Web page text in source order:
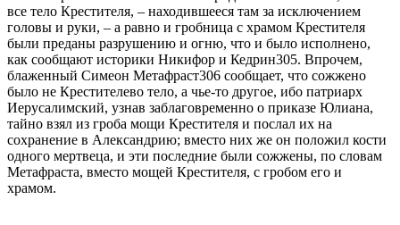
все тело Крестителя, – находившееся там за исключением
головы и руки, – а равно и гробница с храмом Крестителя
были преданы разрушению и огню, что и было исполнено,
как сообщают историки Никифор и Кедрин305. Впрочем,
блаженный Симеон Метафраст306 сообщает, что сожжено
было не Крестителево тело, а чье-то другое, ибо патриарх
Иерусалимский, узнав заблаговременно о приказе Юлиана,
тайно взял из гроба мощи Крестителя и послал их на
сохранение в Александрию; вместо них же он положил кости
одного мертвеца, и эти последние были сожжены, по словам
Метафраста, вместо мощей Крестителя, с гробом его и
храмом.